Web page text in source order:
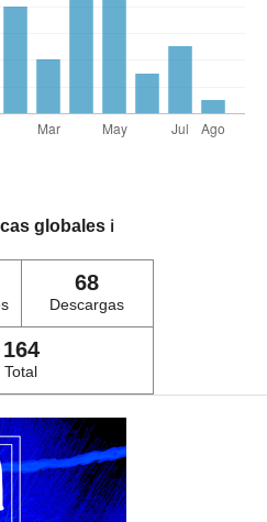
globales ℹ️
68
Descargas
164
Total